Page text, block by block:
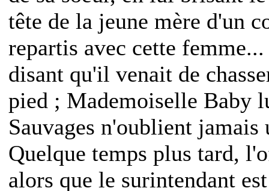
tête de la jeune mère d'un
repartis avec cette
disant qu'il venait de
pied ; Mademoiselle Baby
Sauvages n'oublient
Quelque temps plus tard,
alors que le surintendant